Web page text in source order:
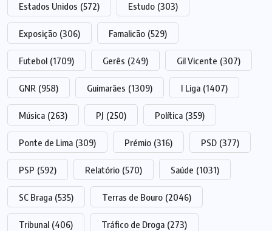
Estados Unidos (572) Estudo (303)
Exposição (306) Famalicão (529)
Futebol (1709) Gerês (249) Gil Vicente (307)
GNR (958) Guimarães (1309) I Liga (1407)
Música (263) PJ (250) Política (359)
Ponte de Lima (309) Prémio (316) PSD (377)
PSP (592) Relatório (570) Saúde (1031)
SC Braga (535) Terras de Bouro (2046)
Tribunal (406) Tráfico de Droga (273)